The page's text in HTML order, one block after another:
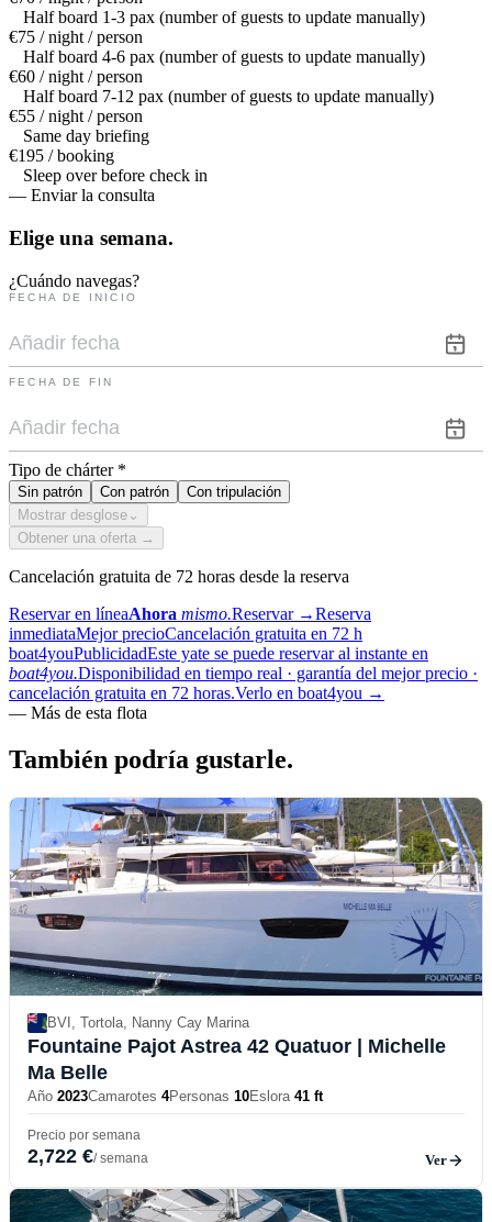
Half board 1-3 pax (number of guests to update manually)
€75 / night / person
Half board 4-6 pax (number of guests to update manually)
€60 / night / person
Half board 7-12 pax (number of guests to update manually)
€55 / night / person
Same day briefing
€195 / booking
Sleep over before check in
— Enviar la consulta
Elige una semana.
¿Cuándo navegas?
FECHA DE INICIO
FECHA DE FIN
Tipo de chárter *
Sin patrón Con patrón
Con tripulación
Mostrar desglose ⌄
Obtener una oferta →
Cancelación gratuita de 72 horas desde la reserva
Reservar en líneaAhora mismo.Reservar →Reserva
inmediataMejor precioCancelación gratuita en 72 h
boat4youPublicidadEste yate se puede reservar al instante en
boat4you.Disponibilidad en tiempo real · garantía del mejor precio ·
cancelación gratuita en 72 horas.Verlo en boat4you →
— Más de esta flota
También podría gustarle.
BVI, Tortola, Nanny Cay Marina
Fountaine Pajot Astrea 42 Quatuor | Michelle
Ma Belle
Año 2023Camarotes 4Personas 10Eslora 41 ft
Precio por semana
2,722 €/ semana Ver